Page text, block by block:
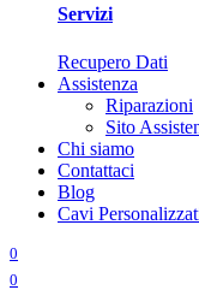
Servizi
Recupero Dati
Assistenza
Riparazioni
Sito
Chi siamo
Contattaci
Blog
Cavi
0
0